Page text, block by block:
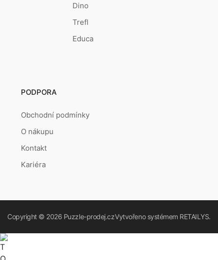
Dino
Trefl
Educa
PODPORA
Obchodní podmínky
O nákupu
Kontakt
Kariéra
Copyright © 2026 Puzzle-prodej.czVytvořeno systémem RETAILYS.